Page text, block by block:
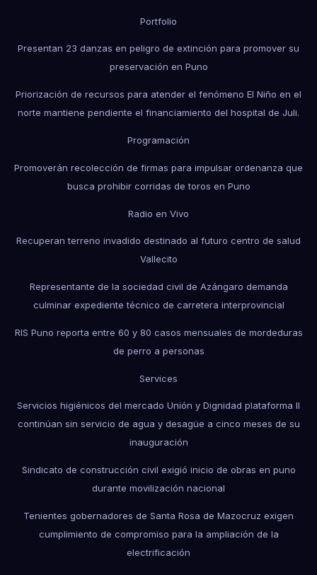
Portfolio
Presentan 23 danzas en peligro de extinción para promover su
preservación en Puno
Priorización de recursos para atender el fenómeno El Niño en el
norte mantiene pendiente el financiamiento del hospital de Juli.
Programación
Promoverán recolección de firmas para impulsar ordenanza que
busca prohibir corridas de toros en Puno
Radio en Vivo
Recuperan terreno invadido destinado al futuro centro de salud
Vallecito
Representante de la sociedad civil de Azángaro demanda
culminar expediente técnico de carretera interprovincial
RIS Puno reporta entre 60 y 80 casos mensuales de mordeduras
de perro a personas
Services
Servicios higiénicos del mercado Unión y Dignidad plataforma II
continúan sin servicio de agua y desagüe a cinco meses de su
inauguración
Sindicato de construcción civil exigió inicio de obras en puno
durante movilización nacional
Tenientes gobernadores de Santa Rosa de Mazocruz exigen
cumplimiento de compromiso para la ampliación de la
electrificación